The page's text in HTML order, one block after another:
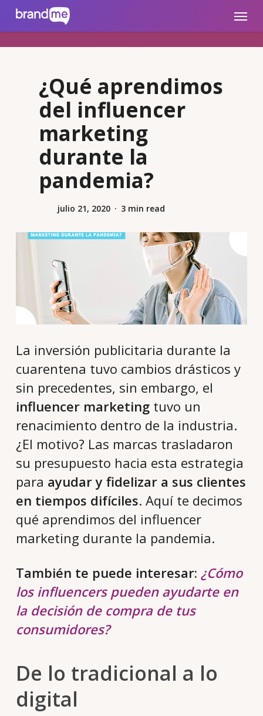
brandme.la Menu
¿Qué aprendimos
del influencer
marketing
durante la
pandemia?
julio 21, 2020 3 min read
La inversión publicitaria durante la
cuarentena tuvo cambios drásticos y
sin precedentes, sin embargo, el
influencer marketingtuvo un
renacimiento dentro de la industria.
¿El motivo? Las marcas trasladaron
su presupuesto hacia esta estrategia
para ayudar y fidelizar a sus clientes
en tiempos difíciles. Aquí te decimos
qué aprendimos del influencer
marketing durante la pandemia.
También te puede interesar: ¿Cómo
los influencers pueden ayudarte en
la decisión de compra de tus
consumidores?
De lo tradicional a lo
digital